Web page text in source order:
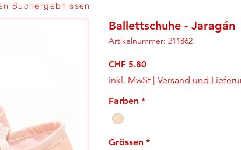
Ballettschuhe - Jaragán
Artikelnummer: 211862
CHF 5.80Preis
inkl. MwSt | Versand und
Farben *
Grössen *
Suchergebnissen